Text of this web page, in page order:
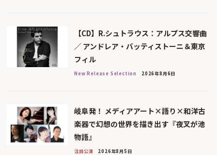
【CD】R.シュトラウス：アルプス交響曲
／ アンドレア・バッティストーニ＆東京
フィル
New Release Selection 2026年8月6日
岐阜発！ メディアアート×語り×和洋古
楽器で幻想の世界を描き出す『夜叉が池
物語』
注目公演 2026年8月5日